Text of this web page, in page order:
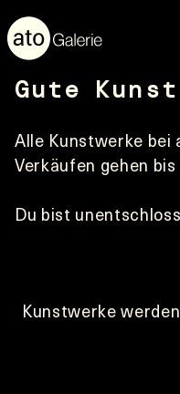
Gute
Alle Kunstwerke bei
Verkäufen gehen
Du bist
Kunstwerke